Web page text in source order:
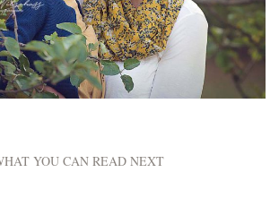
YOU CAN READ NEXT